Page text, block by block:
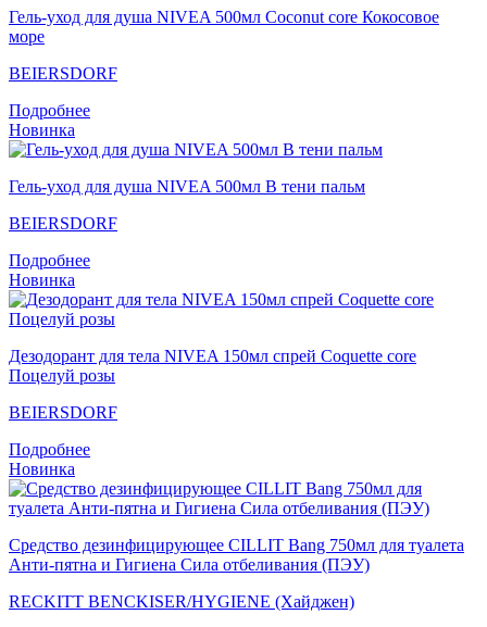
Гель-уход для душа NIVEA 500мл Coconut core Кокосовое
море
BEIERSDORF
Подробнее
Новинка
Гель-уход для душа NIVEA 500мл В тени пальм
BEIERSDORF
Подробнее
Новинка
Дезодорант для тела NIVEA 150мл спрей Coquette core
Поцелуй розы
BEIERSDORF
Подробнее
Новинка
Средство дезинфицирующее CILLIT Bang 750мл для туалета
Анти-пятна и Гигиена Сила отбеливания (ПЭУ)
RECKITT BENCKISER/HYGIENE (Хайджен)